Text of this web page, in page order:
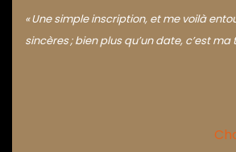
« Une simple inscription, et me voilà
sincères ; bien plus qu’un date, c’est ma